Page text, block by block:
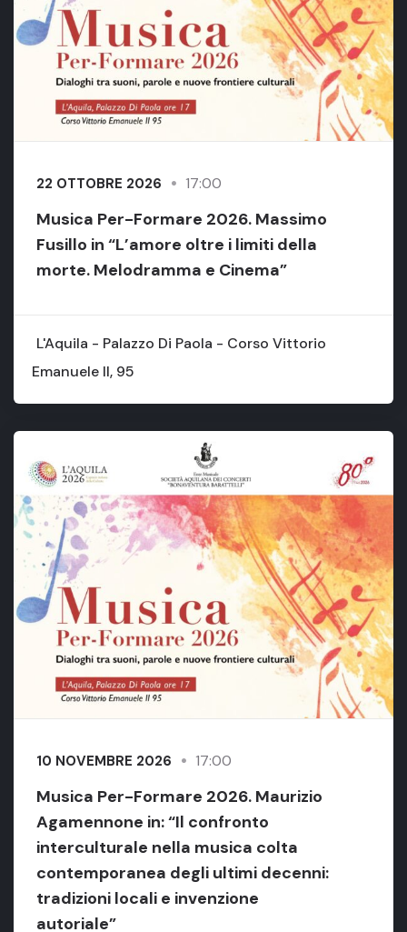
22 OTTOBRE 2026 17:00
Musica Per-Formare 2026. Massimo
Fusillo in “L’amore oltre i limiti della
morte. Melodramma e Cinema”
L'Aquila - Palazzo Di Paola - Corso Vittorio
Emanuele II, 95
10 NOVEMBRE 2026 17:00
Musica Per-Formare 2026. Maurizio
Agamennone in: “Il confronto
interculturale nella musica colta
contemporanea degli ultimi decenni:
tradizioni locali e invenzione
autoriale”